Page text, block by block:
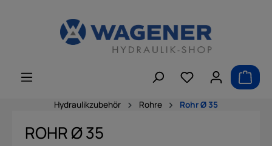
Hydraulikzubehör Rohre Rohr Ø 35
ROHR Ø 35